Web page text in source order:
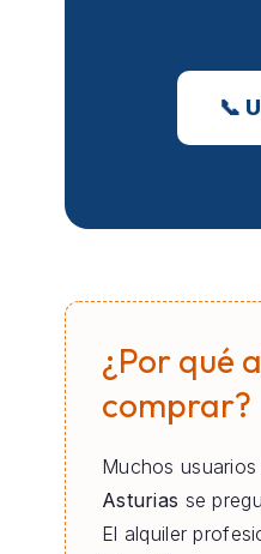
📞
¿Por qué
comprar?
Muchos usuarios
Asturias se
El alquiler